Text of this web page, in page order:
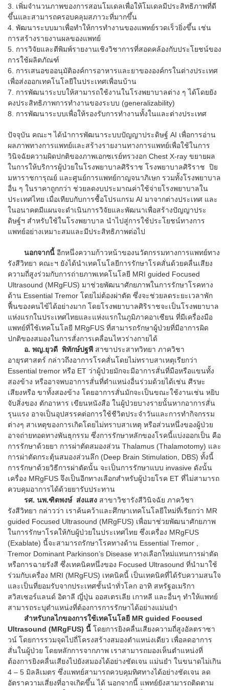
3. เพิ่มจำนวนภาพของการสอนโมเดลเพื่อให้โมเดลมีประสิทธิภาพที่ดี
ขึ้นและสามารถครอบคลุมสภาวะที่มากขึ้น
4. พัฒนาระบบมาเพื่อทำให้การทำงานของแพทย์รวดเร็วยิ่งขึ้น เช่น
การสร้างรายงานผลของแพทย์
5. การวิจัยและตีพิมพ์รายงานเชิงวิชาการที่สอดคล้องกับประโยชน์ของ
การใช้ผลิตภัณฑ์
6. การเสนอขออนุมัติองค์การอาหารและยาขององค์กรในต่างประเทศ
เพื่อส่งออกเทคโนโลยีในประเทศเพื่อนบ้าน
7. การพัฒนาระบบให้สามารถใช้งานในโรงพยาบาลต่าง ๆ ได้โดยยัง
คงประสิทธิภาพการทำงานของระบบ (generalizability)
8. การพัฒนาระบบเพื่อให้รองรับการทำงานทั้งในและต่างประเทศ
ปัจจุบัน คณะฯ ได้นำการพัฒนาระบบปัญญาประดิษฐ์ AI เพื่อการอ่าน
ผลภาพทางการแพทย์และสร้างรายงานทางการแพทย์เพื่อใช้ในการ
วินิจฉัยความผิดปกติของภาพเอกซเรย์ทรวงอก Chest X-ray ขยายผล
ในการให้บริการผู้ป่วยในโรงพยาบาลศิริราช โรงพยาบาลศิริราช ปิย
มหาราชการุณย์ และศูนย์การแพทย์กาญจนาภิเษก รวมทั้งโรงพยาบาล
อื่น ๆ ในราคาถูกกว่า ช่วยลดงบประมาณค่าใช้จ่ายโรงพยาบาลใน
ประเทศไทย เมื่อเทียบกับการซื้อโปรแกรม AI มาจากต่างประเทศ และ
ในอนาคตมีแผนจะดำเนินการวิจัยและพัฒนาเพื่อสร้างปัญญาประ
ดิษฐ์ฯ สำหรับใช้ในโรงพยาบาล นำไปสู่การใช้ประโยชน์ทางการ
แพทย์อย่างเหมาะสมและมีประสิทธิภาพต่อไป
นอกจากนี้ อีกหนึ่งความก้าวหน้าของนวัตกรรมทางการแพทย์ทาง
รังสีวิทยา คณะฯ ยังได้นำเทคโนโลยีการรักษาโรคสั่นด้วยคลื่นเสียง
ความถี่สูงร่วมกับการถ่ายภาพเทคโนโลยี MRI guided Focused
Ultrasound (MRgFUS) มาช่วยพัฒนาศักยภาพในการรักษาโรคทาง
ด้าน Essential Tremor โดยไม่ต้องผ่าตัด ซึ่งจะช่วยลดระยะเวลาพัก
ฟื้นของคนไข้ได้อย่างมาก โดยโรงพยาบาลศิริราชจะเป็นโรงพยาบาล
แห่งแรกในประเทศไทยและแห่งแรกในภูมิภาคอาเซียน ที่มีเครื่องมือ
แพทย์ที่ใช้เทคโนโลยี MRgFUS ที่สามารถรักษาผู้ป่วยที่มีอาการผิด
ปกติของสมองในการสั่งการเคลื่อนไหวร่างกายได้
อ. พญ.ยุวดี พิทักษ์ปฐพี สาขาประสาทวิทยา ภาควิชา
อายุรศาสตร์ กล่าวถึงอาการโรคสั่นโดยไม่ทราบสาเหตุเรียกว่า
Essential tremor หรือ ET ว่าผู้ป่วยมักจะมีอาการสั่นที่มือหรือแขนทั้ง
สองข้าง หรืออาจพบอาการสั่นที่ตำแหน่งอื่นร่วมด้วยได้เช่น ศีรษะ
เสียงหรือ ขาทั้งสองข้าง โดยอาการสั่นมักจะเป็นขณะใช้งานเช่น หยิบ
จับสิ่งของ ตักอาหาร เขียนหนังสือ ในผู้ป่วยบางรายนั้นหากอาการสั่น
รุนแรง อาจเป็นอุปสรรคต่อการใช้ชีวิตประจำวันและการทำกิจกรรม
ต่างๆ สาเหตุของการเกิดโดยไม่ทราบสาเหตุ หรือส่วนหนึ่งของผู้ป่วย
อาจถ่ายทอดทางพันธุกรรม ซึ่งการรักษาหลักของโรคนี้แบ่งออกเป็น คือ
การรักษาด้วยยา การผ่าตัดสมองส่วน Thalamus (Thalamotomy) และ
การผ่าตัดกระตุ้นสมองส่วนลึก (Deep Brain Stimulation, DBS) ทั้งนี้
การรักษาด้วยวิธีการผ่าตัดนั้น จะเป็นการรักษาแบบ invasive ดังนั้น
เครื่อง MRgFUS จึงเป็นอีกทางเลือกสำหรับผู้ป่วยโรค ET ที่ไม่สามารถ
ควบคุมอาการได้ด้วยยารับประทาน
รศ. นพ.ฑิตพงษ์ ส่งแสง สาขาวิชารังสีวินิจฉัย ภาควิชา
รังสีวิทยา กล่าวว่า เราค้นคว้าและศึกษาเทคโนโลยีใหม่ที่เรียกว่า MR
guided Focused Ultrasound (MRgFUS) เพื่อมาช่วยพัฒนาศักยภาพ
ในการรักษาโรคให้กับผู้ป่วยในประเทศไทย ซึ่งเครื่อง MRgFUS
(Exablate) นี้จะสามารถรักษาโรคทางด้าน Essential Tremor ,
Tremor Dominant Parkinson’s Disease ทางเลือกใหม่แทนการผ่าตัด
หรือการฉายรังสี ซึ่งเทคนิคหนึ่งของ Focused Ultrasound ที่นำมาใช้
ร่วมกับเครื่อง MRI (MRgFUS) เทคนิคนี้ เป็นเทคนิคที่ได้รับความสนใจ
และเป็นที่ยอมรับจากประเทศชั้นนำทั่วโลก อาทิ สหรัฐอเมริกา
สวิสเซอร์แลนด์ อิตาลี ญี่ปุ่น ออสเตรเลีย เกาหลี และอื่นๆ ทำให้แพทย์
สามารถระบุตำแหน่งที่ต้องการการรักษาได้อย่างแม่นยำ
สำหรับกลไกของการใช้เทคโนโลยี MR guided Focused
Ultrasound (MRgFUS) นี้ โดยการยิงคลื่นเสียงความถี่สูงอัลตราซา
วน์ โดยการรวมจุดไปถี่โครงสร้างสมองตำแหน่งเดียว เพื่อลดอาการ
สั่นในผู้ป่วย โดยหลักการจากภาพ เราสามารถมองเห็นตำแหน่งที่
ต้องการยิงคลื่นเสียงไปยังสมองได้อย่างชัดเจน แม่นยำ ในขนาดไม่เกิน
4 – 5 มิลลิเมตร ซึ่งแพทย์สามารถควบคุมทิศทางได้อย่างชัดเจน ลด
อัตราความเสี่ยงที่อาจเกิดขึ้น ได้ นอกจากนี้ แพทย์ยังสามารถติดตาม